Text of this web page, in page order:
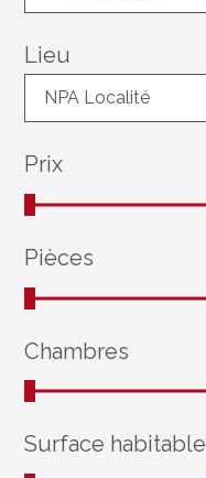
Lieu
NPA Localité
Prix
Pièces
Chambres
Surface habitable